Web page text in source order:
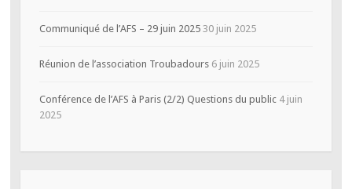
Communiqué de l’AFS – 29 juin 2025 30 juin 2025
Réunion de l’association Troubadours 6 juin 2025
Conférence de l’AFS à Paris (2/2) Questions du public 4 juin
2025